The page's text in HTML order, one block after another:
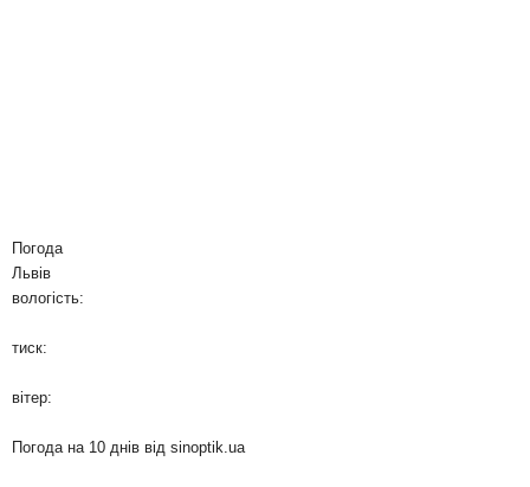
Погода
Львів
вологість:
тиск:
вітер:
Погода на 10 днів від sinoptik.ua